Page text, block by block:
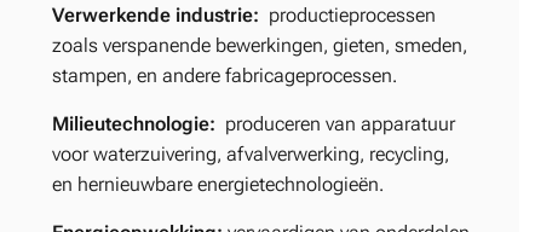
Verwerkende industrie: productieprocessen
zoals verspanende bewerkingen, gieten, smeden,
stampen, en andere fabricageprocessen.
Milieutechnologie: produceren van apparatuur
voor waterzuivering, afvalverwerking, recycling,
en hernieuwbare energietechnologieën.